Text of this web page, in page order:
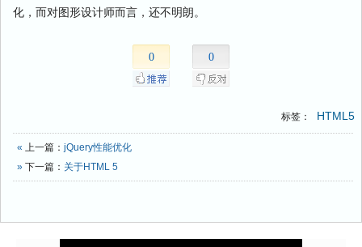
化，而对图形设计师而言，还不明朗。
0 0
标签： HTML5
« 上一篇： jQuery性能优化
» 下一篇： 关于HTML 5